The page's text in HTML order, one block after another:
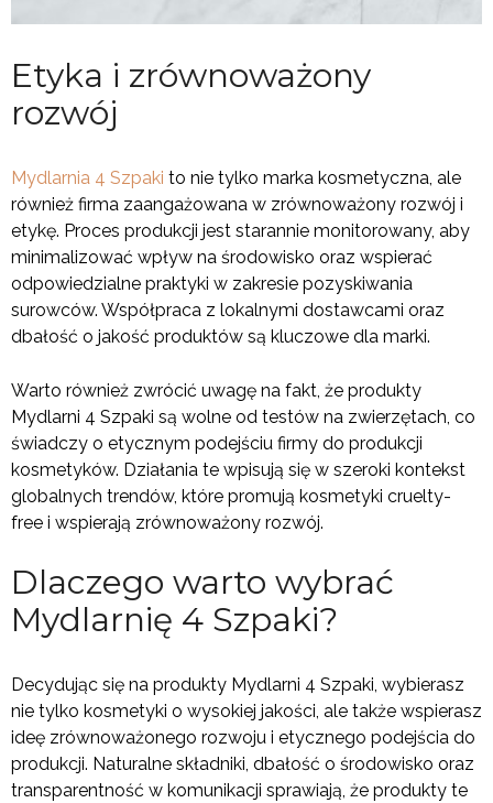
Etyka i zrównoważony
rozwój
Mydlarnia 4 Szpaki to nie tylko marka kosmetyczna, ale
również firma zaangażowana w zrównoważony rozwój i
etykę. Proces produkcji jest starannie monitorowany, aby
minimalizować wpływ na środowisko oraz wspierać
odpowiedzialne praktyki w zakresie pozyskiwania
surowców. Współpraca z lokalnymi dostawcami oraz
dbałość o jakość produktów są kluczowe dla marki.
Warto również zwrócić uwagę na fakt, że produkty
Mydlarni 4 Szpaki są wolne od testów na zwierzętach, co
świadczy o etycznym podejściu firmy do produkcji
kosmetyków. Działania te wpisują się w szeroki kontekst
globalnych trendów, które promują kosmetyki cruelty-
free i wspierają zrównoważony rozwój.
Dlaczego warto wybrać
Mydlarnię 4 Szpaki?
Decydując się na produkty Mydlarni 4 Szpaki, wybierasz
nie tylko kosmetyki o wysokiej jakości, ale także wspierasz
ideę zrównoważonego rozwoju i etycznego podejścia do
produkcji. Naturalne składniki, dbałość o środowisko oraz
transparentność w komunikacji sprawiają, że produkty te